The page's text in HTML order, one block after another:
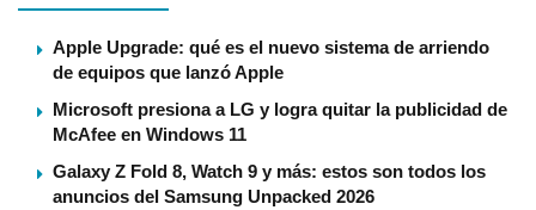
Apple Upgrade: qué es el nuevo sistema de arriendo
de equipos que lanzó Apple
Microsoft presiona a LG y logra quitar la publicidad de
McAfee en Windows 11
Galaxy Z Fold 8, Watch 9 y más: estos son todos los
anuncios del Samsung Unpacked 2026